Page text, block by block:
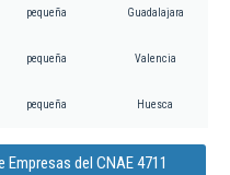
pequeña Guadalajara
pequeña Valencia
pequeña Huesca
Empresas del CNAE 4711